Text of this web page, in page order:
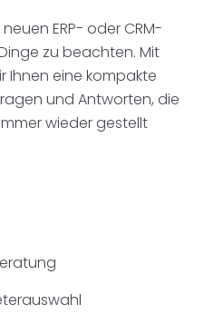
ERP- oder CRM-
zu beachten. Mit
Ihnen eine kompakte
und Antworten, die
wieder gestellt